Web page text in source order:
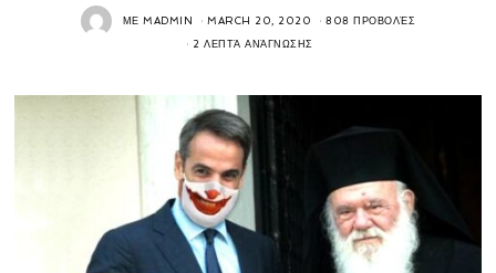
ΜΕMADMIN MARCH 20, 2020 808 ΠΡΟΒΟΛΈΣ
2 ΛΕΠΤΆ ΑΝΆΓΝΩΣΗΣ